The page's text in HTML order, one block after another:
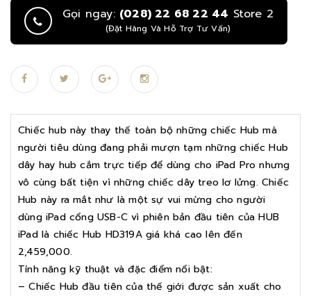
Gọi ngay: (028) 22 68 22 44 Store 2
(Đặt Hàng Và Hỗ Trợ Tư Vấn)
Chiếc hub này thay thế toàn bộ những chiếc Hub mà
người tiêu dùng đang phải mượn tạm những chiếc Hub
dây hay hub cắm trực tiếp để dùng cho iPad Pro nhưng
vô cùng bất tiện vì những chiếc dây treo lơ lửng. Chiếc
Hub này ra mắt như là một sự vui mừng cho người
dùng iPad cổng USB-C vì phiên bản đầu tiên của HUB
iPad là chiếc Hub HD319A giá khá cao lên đến
2,459,000.
Tính năng kỹ thuật và đặc điểm nổi bật:
– Chiếc Hub đầu tiên của thế giới được sản xuất cho